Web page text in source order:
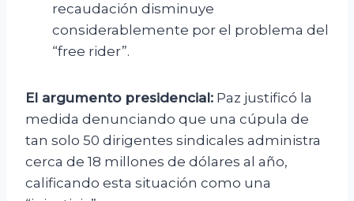
recaudación disminuye
considerablemente por el problema del
“free rider”.
El argumento presidencial: Paz justificó la
medida denunciando que una cúpula de
tan solo 50 dirigentes sindicales administra
cerca de 18 millones de dólares al año,
calificando esta situación como una